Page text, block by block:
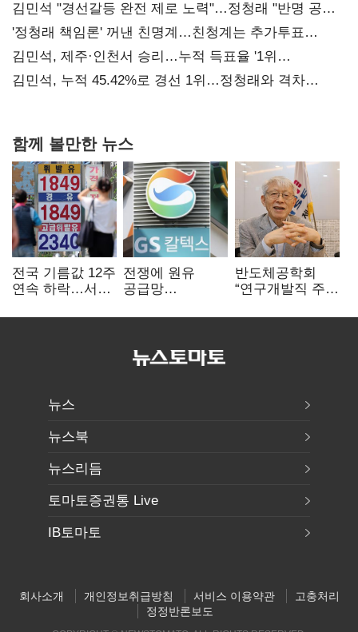
김민석 "경선갈등 완전 제로 노력"…정청래 "반명 공세
사과부터"
'정청래 책임론' 꺼낸 친명계…친청계는 추가투표
때리기
김민석, 제주·인천서 승리…누적 득표율 '1위
탈환'(종합)
김민석, 누적 45.42%로 경선 1위…정청래와 격차
함께 볼만한 뉴스
전국 기름값 12주
연속 하락…서울
전쟁에 원유
공급망
정유, 에너지안보
반도체공학회
“연구개발직 주
개선해야”
뉴스
뉴스북
뉴스리듬
토마토증권통 Live
IB토마토
회사소개 개인정보취급방침 서비스 이용약관
고충처리
정정반론보도